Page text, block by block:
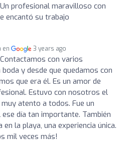
Un profesional maravilloso con
encantó su trabajo
en 3 years ago
Contactamos con varios
y desde que quedamos con
que era él. Es un amor de
Estuvo con nosotros el
atento a todos. Fue un
día tan importante. También
la playa, una experiencia única.
mil veces más!